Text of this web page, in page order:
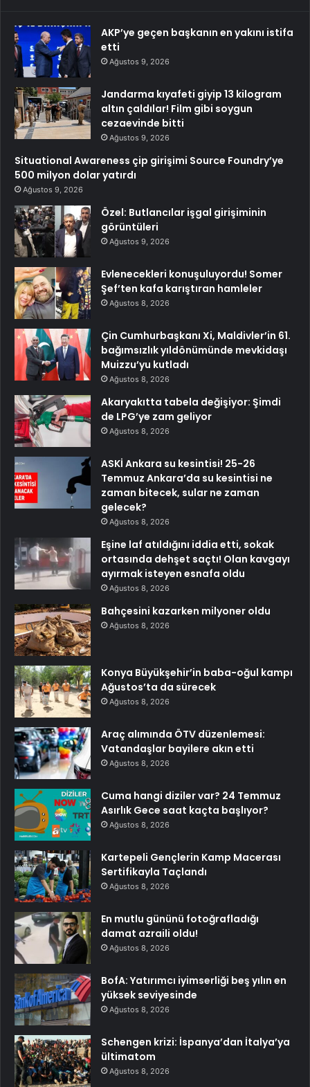
AKP’ye geçen başkanın en yakını istifa
etti
Ağustos 9, 2026
Jandarma kıyafeti giyip 13 kilogram
altın çaldılar! Film gibi soygun
cezaevinde bitti
Ağustos 9, 2026
Situational Awareness çip girişimi Source Foundry’ye
500 milyon dolar yatırdı
Ağustos 9, 2026
Özel: Butlancılar işgal girişiminin
görüntüleri
Ağustos 9, 2026
Evlenecekleri konuşuluyordu! Somer
Şef’ten kafa karıştıran hamleler
Ağustos 8, 2026
Çin Cumhurbaşkanı Xi, Maldivler’in 61.
bağımsızlık yıldönümünde mevkidaşı
Muizzu’yu kutladı
Ağustos 8, 2026
Akaryakıtta tabela değişiyor: Şimdi
de LPG’ye zam geliyor
Ağustos 8, 2026
ASKİ Ankara su kesintisi! 25-26
Temmuz Ankara’da su kesintisi ne
zaman bitecek, sular ne zaman
gelecek?
Ağustos 8, 2026
Eşine laf atıldığını iddia etti, sokak
ortasında dehşet saçtı! Olan kavgayı
ayırmak isteyen esnafa oldu
Ağustos 8, 2026
Bahçesini kazarken milyoner oldu
Ağustos 8, 2026
Konya Büyükşehir’in baba-oğul kampı
Ağustos’ta da sürecek
Ağustos 8, 2026
Araç alımında ÖTV düzenlemesi:
Vatandaşlar bayilere akın etti
Ağustos 8, 2026
Cuma hangi diziler var? 24 Temmuz
Asırlık Gece saat kaçta başlıyor?
Ağustos 8, 2026
Kartepeli Gençlerin Kamp Macerası
Sertifikayla Taçlandı
Ağustos 8, 2026
En mutlu gününü fotoğrafladığı
damat azraili oldu!
Ağustos 8, 2026
BofA: Yatırımcı iyimserliği beş yılın en
yüksek seviyesinde
Ağustos 8, 2026
Schengen krizi: İspanya’dan İtalya’ya
ültimatom
Ağustos 8, 2026